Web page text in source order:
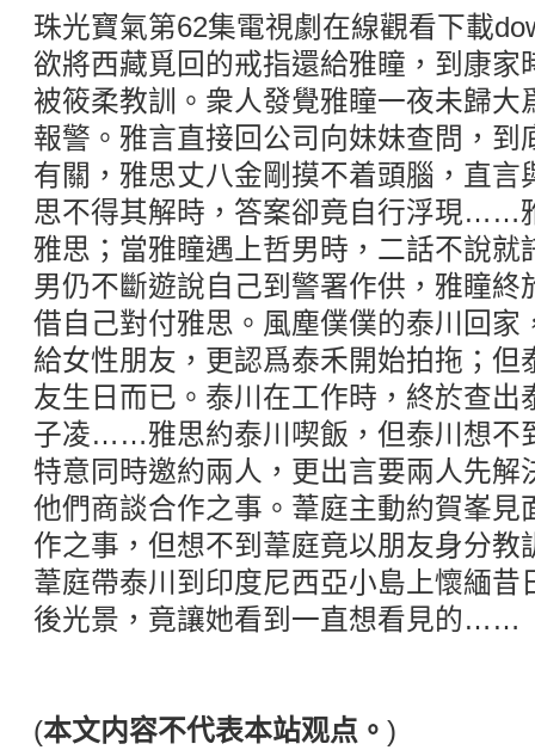
珠光寶氣第62集電視劇在線觀看下載
欲將西藏覓回的戒指還給雅瞳，到康家
被筱柔教訓。衆人發覺雅瞳一夜未歸大
報警。雅言直接回公司向妹妹查問，到
有關，雅思丈八金剛摸不着頭腦，直言
思不得其解時，答案卻竟自行浮現……
雅思；當雅瞳遇上哲男時，二話不說就
男仍不斷遊說自己到警署作供，雅瞳終
借自己對付雅思。風塵僕僕的泰川回家
給女性朋友，更認爲泰禾開始拍拖；但
友生日而已。泰川在工作時，終於查出
子凌……雅思約泰川喫飯，但泰川想不
特意同時邀約兩人，更出言要兩人先解
他們商談合作之事。葦庭主動約賀峯見
作之事，但想不到葦庭竟以朋友身分教
葦庭帶泰川到印度尼西亞小島上懷緬昔
後光景，竟讓她看到一直想看見的……
(本文内容不代表本站观点。 )